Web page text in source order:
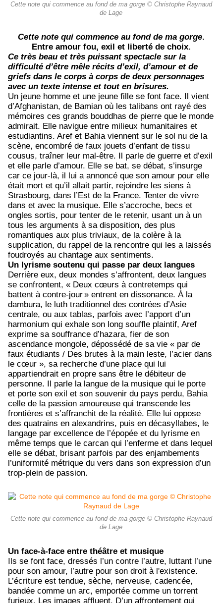
Cette note qui commence au fond de ma gorge © Christophe Raynaud
de Lage
Cette note qui commence au fond de ma gorge.
Entre amour fou, exil et liberté de choix.
Ce très beau et très puissant spectacle sur la
difficulté d’être mêle récits d’exil, d’amour et de
griefs dans le corps à corps de deux personnages
avec un texte intense et tout en brisures.
Un jeune homme et une jeune fille se font face. Il vient
d’Afghanistan, de Bamian où les talibans ont rayé des
mémoires ces grands bouddhas de pierre que le monde
admirait. Elle navigue entre milieux humanitaires et
estudiantins. Aref et Bahia viennent sur le sol nu de la
scène, encombré de faux jouets d’enfant de tissu
cousus, traîner leur mal-être. Il parle de guerre et d’exil
et elle parle d’amour. Elle se bat, se débat, s’insurge
car ce jour-là, il lui a annoncé que son amour pour elle
était mort et qu’il allait partir, rejoindre les siens à
Strasbourg, dans l’Est de la France. Tenter de vivre
dans et avec la musique. Elle s’accroche, becs et
ongles sortis, pour tenter de le retenir, usant un à un
tous les arguments à sa disposition, des plus
romantiques aux plus triviaux, de la colère à la
supplication, du rappel de la rencontre qui les a laissés
foudroyés au chantage aux sentiments.
Un lyrisme soutenu qui passe par deux langues
Derrière eux, deux mondes s’affrontent, deux langues
se confrontent, « Deux cœurs à contretemps qui
battent à contre-jour» entrent en dissonance. À la
dambura, le luth traditionnel des contrées d’Asie
centrale, ou aux tablas, parfois avec l’apport d’un
harmonium qui exhale son long souffle plaintif, Aref
exprime sa souffrance d’hazara, fier de son
ascendance mongole, dépossédé de sa vie « par de
faux étudiants / Des brutes à la main leste, l’acier dans
le cœur », sa recherche d’une place qui lui
appartiendrait en propre sans être le débiteur de
personne. Il parle la langue de la musique qui le porte
et porte son exil et son souvenir du pays perdu, Bahia
celle de la passion amoureuse qui transcende les
frontières et s’affranchit de la réalité. Elle lui oppose
des quatrains en alexandrins, puis en décasyllabes, le
langage par excellence de l’épopée et du lyrisme en
même temps que le carcan qui l’enferme et dans lequel
elle se débat, brisant parfois par des enjambements
l’uniformité métrique du vers dans son expression d’un
trop-plein de passion.
Cette note qui commence au fond de ma gorge © Christophe Raynaud
de Lage
Un face-à-face entre théâtre et musique
Ils se font face, dressés l’un contre l’autre, luttant l’une
pour son amour, l’autre pour son droit à l'existence.
L’écriture est tendue, sèche, nerveuse, cadencée,
bandée comme un arc, emportée comme un torrent
furieux. Les images affluent. D’un affrontement qui